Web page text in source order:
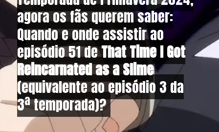
agora os fãs querem saber:
Quando e onde assistir ao
episódio 51 deThat Time I Got
Reincarnated as a Slime
(equivalente ao episódio 3 da
3ª temporada)?
agora os fãs querem saber:
Quando e onde assistir ao
episódio 51 deThat Time I Got
Reincarnated as a Slime
(equivalente ao episódio 3 da
3ª temporada)?